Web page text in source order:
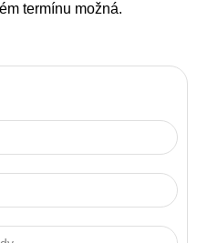
termínu možná.